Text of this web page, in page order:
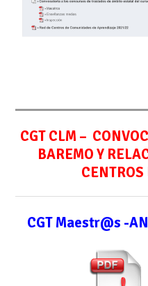
CGT CLM –
BAREMO Y
CGT Maestr@s -